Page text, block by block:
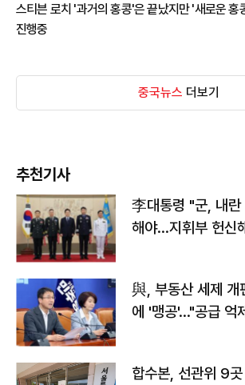
스티븐 로치 '과거의 홍콩'은 끝났지만 '새로운 홍
진행중
중국뉴스 더보기
추천기사
李대통령 "군, 내란
해야…지휘부 헌신
與, 부동산 세제 개
에 '맹공'…"공급 억
합수본, 선관위 9